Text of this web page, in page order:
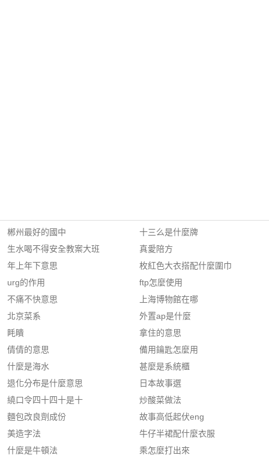
郴州最好的國中
生水喝不得安全教案大班
年上年下意思
urg的作用
不痛不快意思
北京菜系
眊瞶
倩倩的意思
什麼是海水
退化分布是什麼意思
繞口令四十四十是十
麵包改良劑成份
美造字法
什麼是牛頓法
十三么是什麼牌
真愛陪方
枚紅色大衣搭配什麼圍巾
ftp怎麼使用
上海博物館在哪
外置ap是什麼
拿住的意思
備用鑰匙怎麼用
甚麼是系統櫃
日本故事選
炒酸菜做法
故事高低起伏eng
牛仔半裙配什麼衣服
乘怎麼打出來